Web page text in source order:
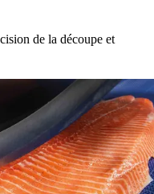
de la découpe et